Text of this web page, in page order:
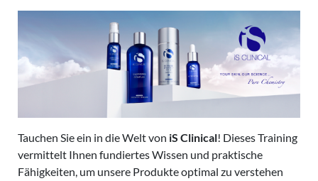
Tauchen Sie ein in die Welt von iS Clinical! Dieses Training
vermittelt Ihnen fundiertes Wissen und praktische
Fähigkeiten, um unsere Produkte optimal zu verstehen